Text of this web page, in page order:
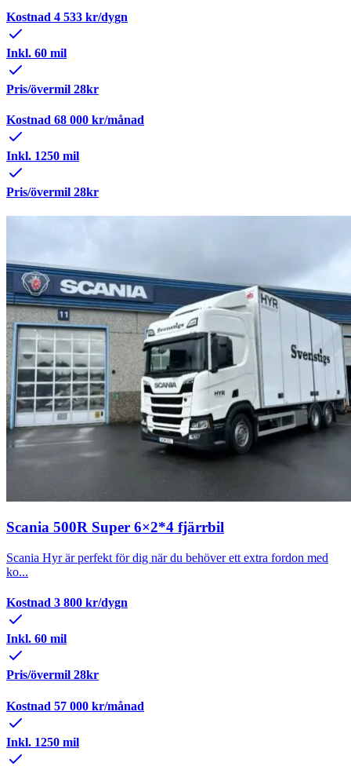
Kostnad 4 533 kr/dygn
Inkl. 60 mil
Pris/övermil 28kr
Kostnad 68 000 kr/månad
Inkl. 1250 mil
Pris/övermil 28kr
Scania 500R Super 6×2*4 fjärrbil
Scania Hyr är perfekt för dig när du behöver ett extra fordon med
ko...
Kostnad 3 800 kr/dygn
Inkl. 60 mil
Pris/övermil 28kr
Kostnad 57 000 kr/månad
Inkl. 1250 mil